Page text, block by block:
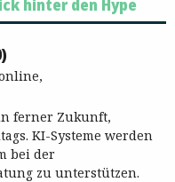
hinter den Hype
ferner Zukunft,
KI-Systeme werden
bei der
zu unterstützen.